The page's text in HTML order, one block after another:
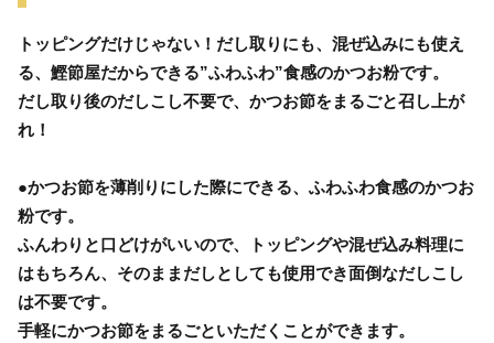
トッピングだけじゃない！だし取りにも、混ぜ込みにも使え
る、鰹節屋だからできる”ふわふわ”食感のかつお粉です。
だし取り後のだしこし不要で、かつお節をまるごと召し上が
れ！
●かつお節を薄削りにした際にできる、ふわふわ食感のかつお
粉です。
ふんわりと口どけがいいので、トッピングや混ぜ込み料理に
はもちろん、そのままだしとしても使用でき面倒なだしこし
は不要です。
手軽にかつお節をまるごといただくことができます。